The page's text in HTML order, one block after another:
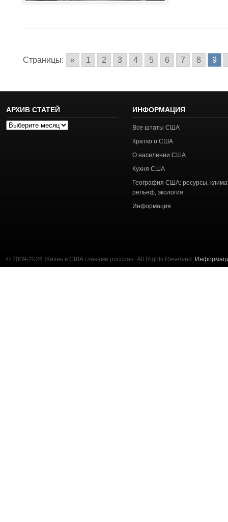
Страницы: « 1 2 3 4 5 6 7 8 9
АРХИВ СТАТЕЙ
Архив
ИНФОРМАЦИЯ
Все штаты США
Кратко о США
О населении США
Кухня США
География США: ресурсы,
рельеф, экология
Информация
© 2009-2026 Жизнь в США глазами россиян. All Rights Reserved.